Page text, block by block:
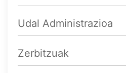
Udal Administrazioa
Zerbitzuak